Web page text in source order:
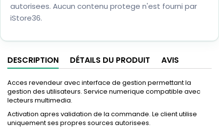
autorisees. Aucun contenu protege n'est fourni par
iStore36.
DESCRIPTION DÉTAILS DU PRODUIT AVIS
Acces revendeur avec interface de gestion permettant la
gestion des utilisateurs. Service numerique compatible avec
lecteurs multimedia.
Activation apres validation de la commande. Le client utilise
uniquement ses propres sources autorisees.